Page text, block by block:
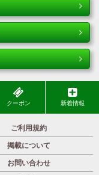
クーポン 新着情報
ご利用規約
掲載について
お問い合わせ